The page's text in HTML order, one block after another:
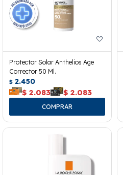
Protector Solar Anthelios Age
Corrector 50 Ml.
$ 2.450
$ 2.083 $ 2.083